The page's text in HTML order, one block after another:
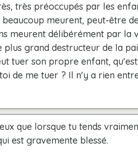
très préoccupés par les
meurent, peut-être
meurent délibérément par la
plus grand destructeur de la
tuer son propre enfant,
de me tuer ? Il n'y a rien
que lorsque tu tends
est gravemente blessé.